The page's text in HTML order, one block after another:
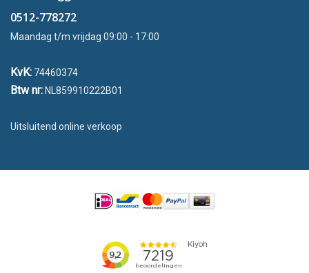
0512-778272
Maandag t/m vrijdag 09:00 - 17:00
KvK: 74460374
Btw nr: NL859910222B01
Uitsluitend online verkoop